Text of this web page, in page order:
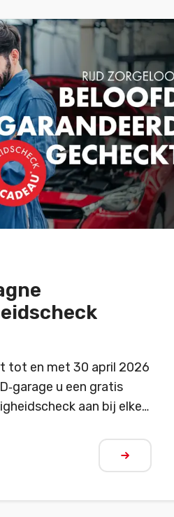
tot en met 30 april 2026
u een gratis
aan bij elke
controle van de
veiligheidsaspecten
remmen, ruitenwissers…
Meer lezen